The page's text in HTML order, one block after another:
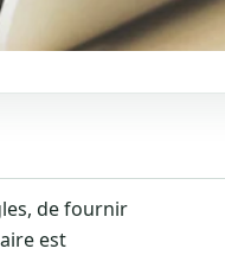
de fournir
est